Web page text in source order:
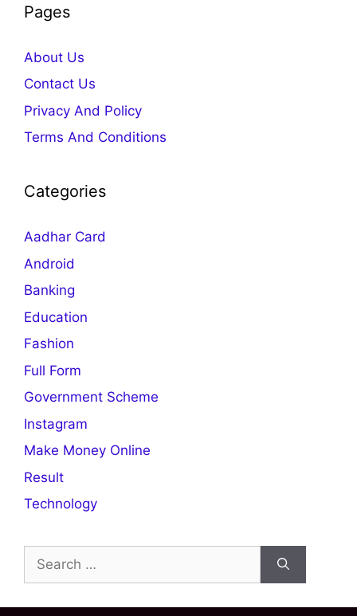
Pages
About Us
Contact Us
Privacy And Policy
Terms And Conditions
Categories
Aadhar Card
Android
Banking
Education
Fashion
Full Form
Government Scheme
Instagram
Make Money Online
Result
Technology
Search
for: